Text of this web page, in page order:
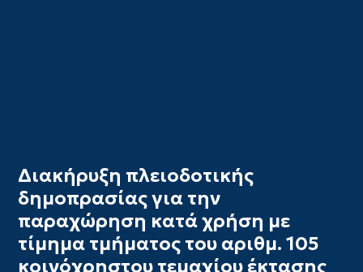
Διακήρυξη πλειοδοτικής
δημοπρασίας για την
παραχώρηση κατά χρήση με
τίμημα τμήματος του αριθμ. 105
κοινόχρηστου τεμαχίου έκτασης